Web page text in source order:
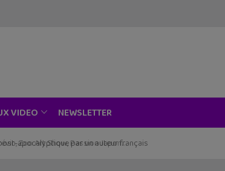
VIDEO NEWSLETTER
Zoo Art Show, Passion Japon…